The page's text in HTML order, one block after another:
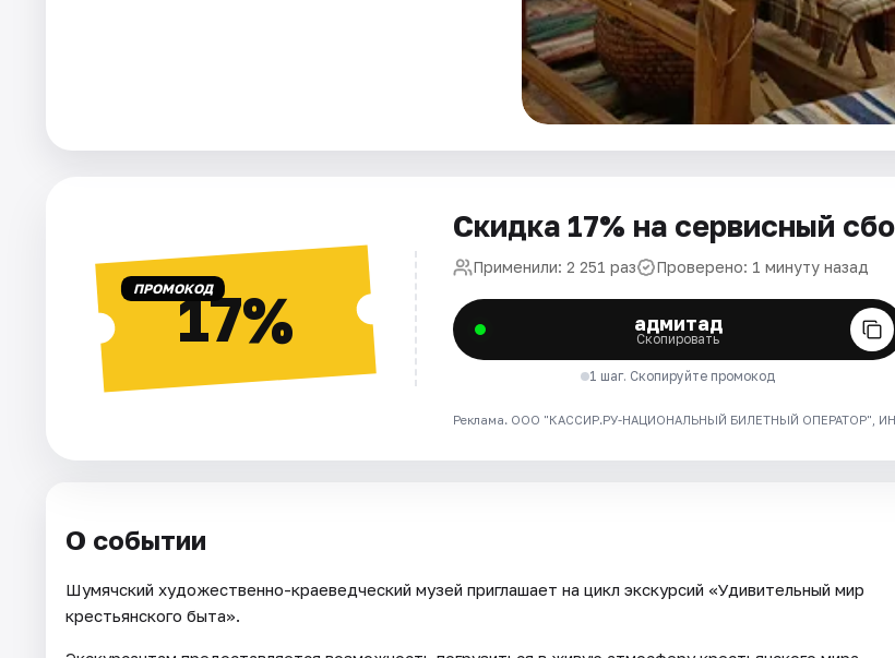
ПРОМОКОД17%
Скидка 17% на сервисный
Применили: 2 251 раз Проверено: 1 минуту назад
адмитад
Скопировать
1 шаг. Скопируйте промокод
Реклама. ООО "КАССИР.РУ-НАЦИОНАЛЬНЫЙ БИЛЕТНЫЙ ОПЕРАТОР", ИНН:
О событии
Шумячский художественно-краеведческий музей приглашает на цикл экскурсий «Удивительный мир
крестьянского быта».